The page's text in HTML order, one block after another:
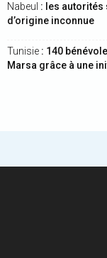
Nabeul : les autorités
d’origine inconnue
Tunisie : 140
Marsa grâce à une